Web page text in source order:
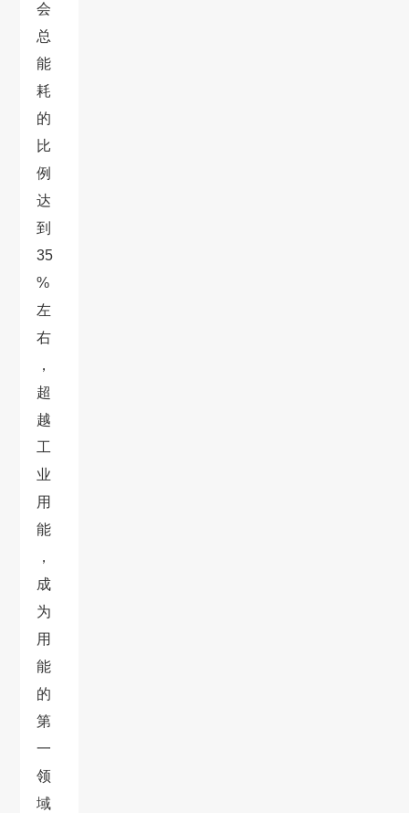
会
总
能
耗
的
比
例
达
到
35
%
左
右
，
超
越
工
业
用
能
，
成
为
用
能
的
第
一
领
域